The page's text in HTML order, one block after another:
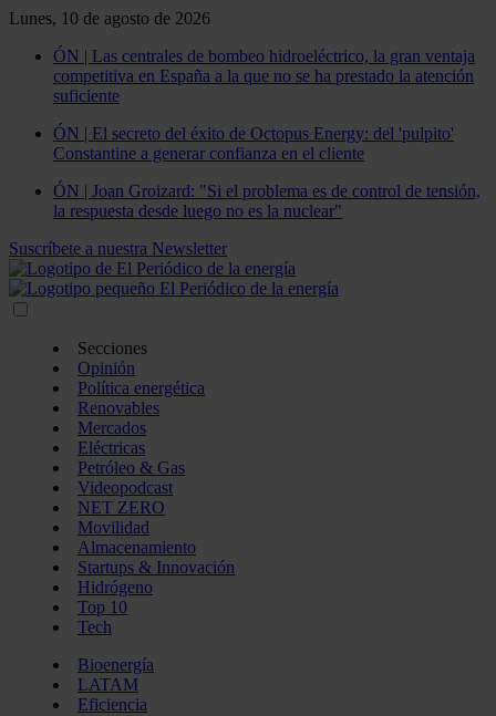
Lunes, 10 de agosto de 2026
ÓN | Las centrales de bombeo hidroeléctrico, la gran ventaja
competitiva en España a la que no se ha prestado la atención
suficiente
ÓN | El secreto del éxito de Octopus Energy: del 'pulpito'
Constantine a generar confianza en el cliente
ÓN | Joan Groizard: "Si el problema es de control de tensión,
la respuesta desde luego no es la nuclear"
Suscríbete a nuestra Newsletter
Secciones
Opinión
Política energética
Renovables
Mercados
Eléctricas
Petróleo & Gas
Videopodcast
NET ZERO
Movilidad
Almacenamiento
Startups & Innovación
Hidrógeno
Top 10
Tech
Bioenergía
LATAM
Eficiencia